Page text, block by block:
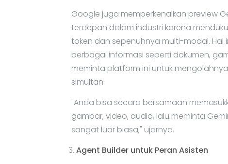
Google juga memperkenalkan preview
terdepan dalam industri karena
token dan sepenuhnya multi-modal. Hal
berbagai informasi seperti dokumen,
meminta platform ini untuk
simultan.
"Anda bisa secara bersamaan
gambar, video, audio, lalu meminta
sangat luar biasa," ujarnya.
Agent Builder untuk Peran Asisten